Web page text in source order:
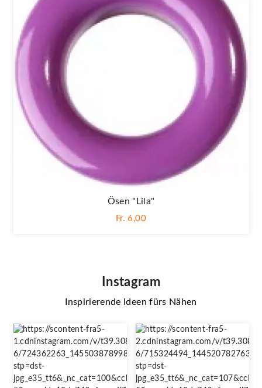
Ösen "Lila"
Fr. 6,00
Instagram
Inspirierende Ideen fürs Nähen